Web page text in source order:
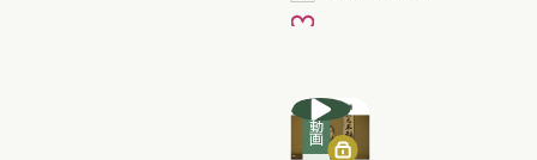
お気に入り
動画